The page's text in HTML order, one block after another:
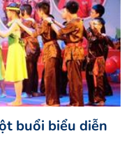
buổi biểu diễn